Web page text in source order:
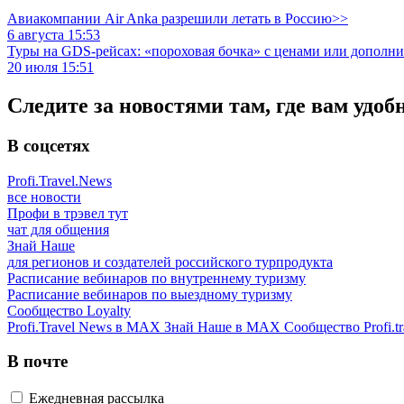
Авиакомпании Air Anka разрешили летать в Россию>>
6 августа 15:53
Туры на GDS-рейсах: «пороховая бочка» с ценами или
20 июля 15:51
Следите за новостями там, где вам
В соцсетях
Profi.Travel.News
все новости
Профи в трэвел тут
чат для общения
Знай Наше
для регионов и создателей российского турпродукта
Расписание вебинаров по внутреннему туризму
Расписание вебинаров по выездному туризму
Сообщество Loyalty
Profi.Travel News в MAX Знай Наше в MAX Сообщество
В почте
Ежедневная рассылка